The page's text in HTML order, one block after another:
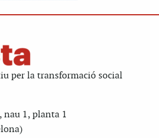
per la transformació social
nau 1, planta 1